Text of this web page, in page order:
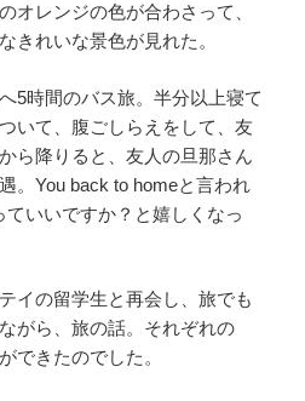
オレンジの色が合わさって、
きれいな景色が見れた。
5時間のバス旅。半分以上寝て
いて、腹ごしらえをして、友
ら降りると、友人の旦那さん
。You back to homeと言われ
いいですか？と嬉しくなっ
イの留学生と再会し、旅でも
がら、旅の話。それぞれの
できたのでした。